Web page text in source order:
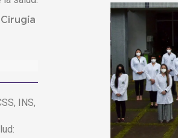
INS,